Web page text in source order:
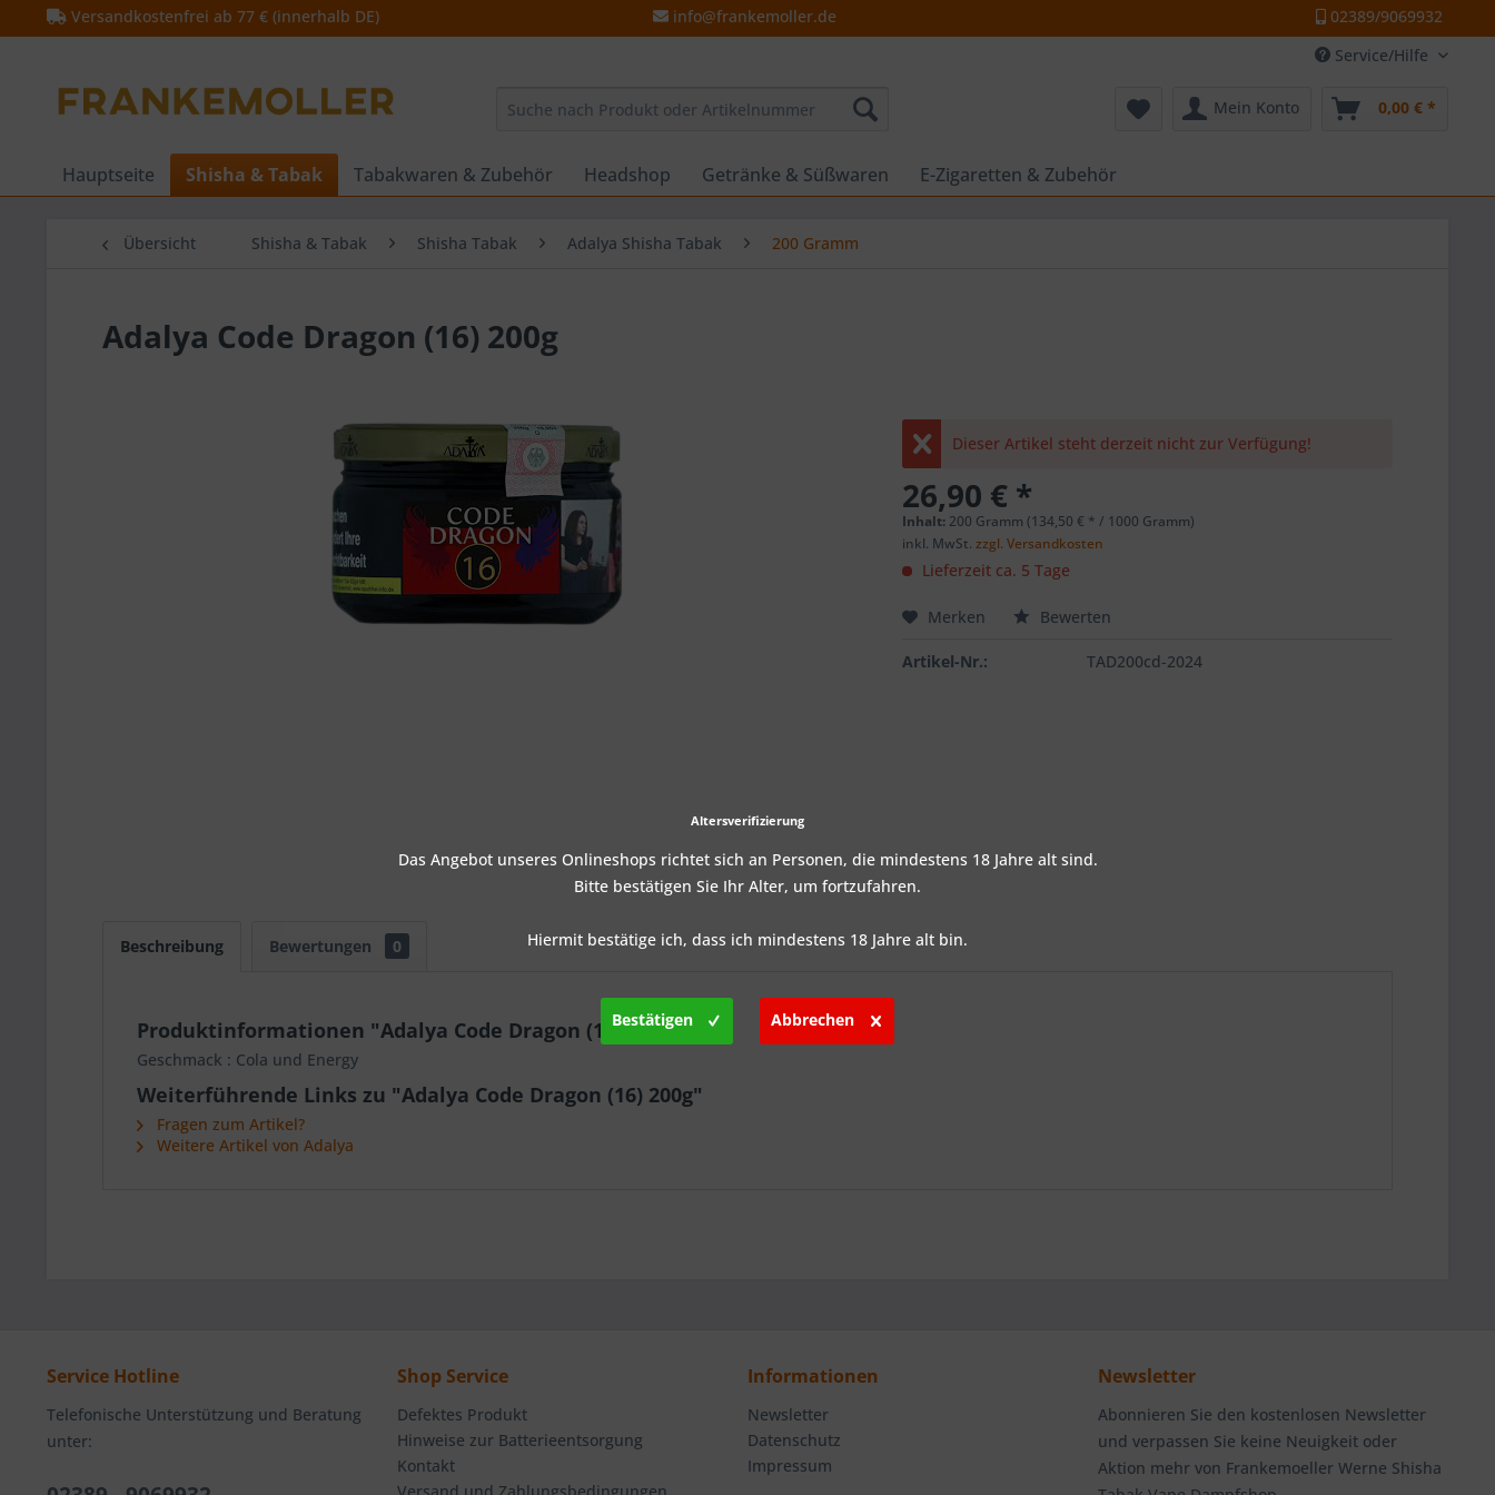
Versandkostenfrei ab 77 € (innerhalb DE) info@frankemoller.de
02389/9069932
Service/Hilfe
Mein Konto 0,00 € *
Hauptseite Shisha & Tabak Tabakwaren & Zubehör Headshop Getränke & Süßwaren E-Zigaretten & Zubehör
Übersicht Shisha & Tabak Shisha Tabak Adalya Shisha Tabak 200 Gramm
Adalya Code Dragon (16) 200g
Dieser Artikel steht derzeit nicht zur Verfügung!
26,90 € *
Inhalt: 200 Gramm (134,50 € * / 1000 Gramm)
inkl. MwSt.zzgl. Versandkosten
Lieferzeit ca. 5 Tage
Merken Bewerten
Artikel-Nr.: TAD200cd-2024
Beschreibung Bewertungen 0
Produktinformationen "Adalya Code Dragon (16) 200g"
Geschmack : Cola und Energy
Weiterführende Links zu "Adalya Code Dragon (16) 200g"
Fragen zum Artikel?
Weitere Artikel von Adalya
Service Hotline
Telefonische Unterstützung und Beratung
unter:
Shop Service
Defektes Produkt
Hinweise zur Batterieentsorgung
Kontakt
Informationen
Newsletter
Datenschutz
Impressum
Newsletter
Abonnieren Sie den kostenlosen Newsletter
und verpassen Sie keine Neuigkeit oder
Aktion mehr von Frankemoeller Werne Shisha
Altersverifizierung
Das Angebot unseres Onlineshops richtet sich an Personen, die mindestens 18 Jahre alt sind.
Bitte bestätigen Sie Ihr Alter, um fortzufahren.
Hiermit bestätige ich, dass ich mindestens 18 Jahre alt bin.
Bestätigen Abbrechen